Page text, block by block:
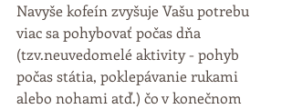
Navyše kofeín zvyšuje Vašu potrebu
viac sa pohybovať počas dňa
(tzv.neuvedomelé aktivity - pohyb
počas státia, poklepávanie rukami
alebo nohami atď.) čo v konečnom